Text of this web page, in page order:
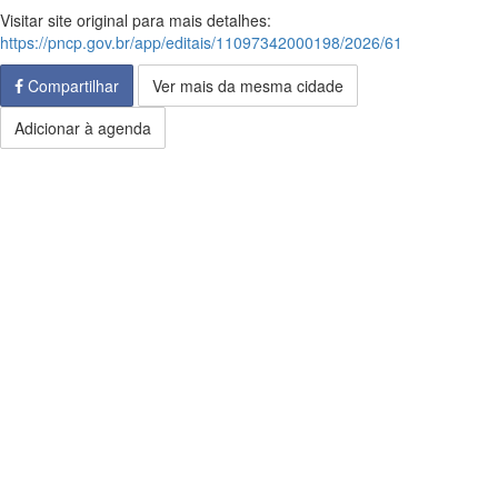
Visitar site original para mais detalhes:
https://pncp.gov.br/app/editais/11097342000198/2026/61
Compartilhar
Ver mais da mesma cidade
Adicionar à agenda